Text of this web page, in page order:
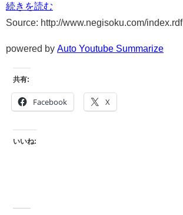
続きを読む
Source: http://www.negisoku.com/index.rdf
powered by Auto Youtube Summarize
共有:
Facebook X
いいね: